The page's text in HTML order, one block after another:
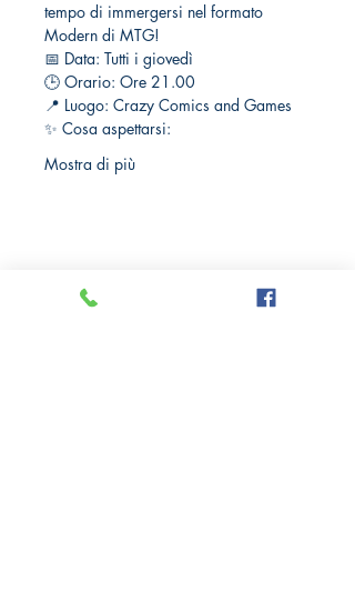
tempo di immergersi nel formato
Modern di MTG!
📅 Data: Tutti i giovedì
🕒 Orario: Ore 21.00
📍 Luogo: Crazy Comics and Games
✨ Cosa aspettarsi:
Mostra di più